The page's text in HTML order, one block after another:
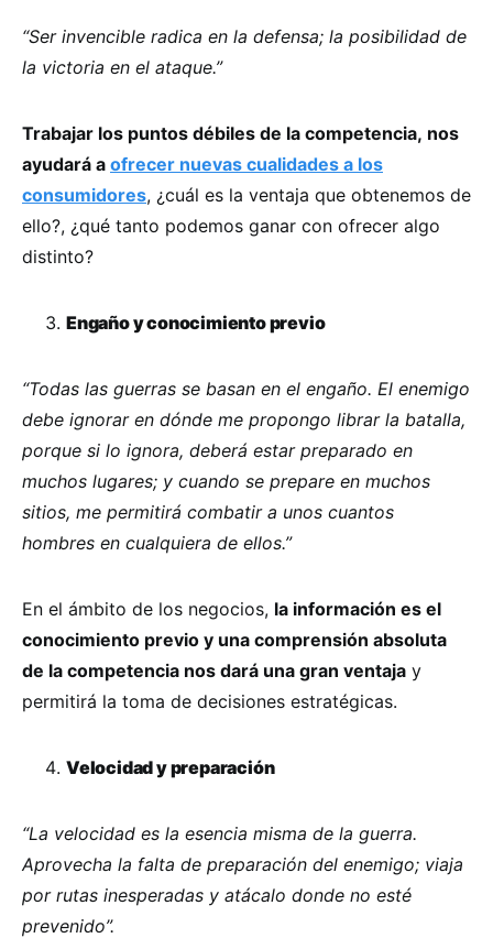
“Ser invencible radica en la defensa; la posibilidad de
la victoria en el ataque.”
Trabajar los puntos débiles de la competencia, nos
ayudará a ofrecer nuevas cualidades a los
consumidores, ¿cuál es la ventaja que obtenemos de
ello?, ¿qué tanto podemos ganar con ofrecer algo
distinto?
Engaño y conocimiento previo
“Todas las guerras se basan en el engaño. El enemigo
debe ignorar en dónde me propongo librar la batalla,
porque si lo ignora, deberá estar preparado en
muchos lugares; y cuando se prepare en muchos
sitios, me permitirá combatir a unos cuantos
hombres en cualquiera de ellos.”
En el ámbito de los negocios, la información es el
conocimiento previo y una comprensión absoluta
de la competencia nos dará una gran ventaja y
permitirá la toma de decisiones estratégicas.
Velocidad y preparación
“La velocidad es la esencia misma de la guerra.
Aprovecha la falta de preparación del enemigo; viaja
por rutas inesperadas y atácalo donde no esté
prevenido”.